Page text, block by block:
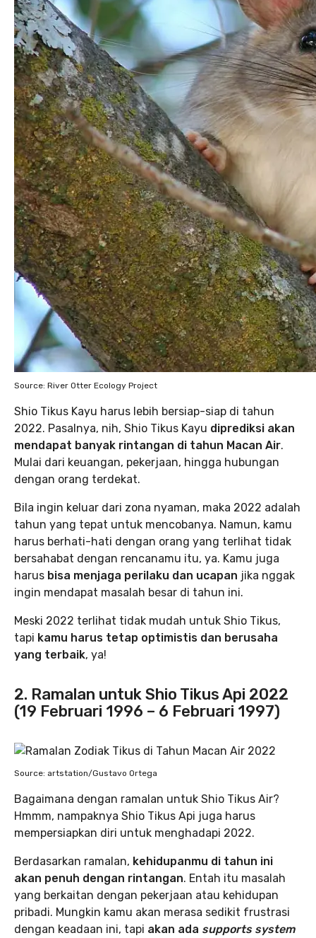
Source: River Otter Ecology Project
Shio Tikus Kayu harus lebih bersiap-siap di tahun
2022. Pasalnya, nih, Shio Tikus Kayu diprediksi akan
mendapat banyak rintangan di tahun Macan Air.
Mulai dari keuangan, pekerjaan, hingga hubungan
dengan orang terdekat.
Bila ingin keluar dari zona nyaman, maka 2022 adalah
tahun yang tepat untuk mencobanya. Namun, kamu
harus berhati-hati dengan orang yang terlihat tidak
bersahabat dengan rencanamu itu, ya. Kamu juga
harus bisa menjaga perilaku dan ucapan jika nggak
ingin mendapat masalah besar di tahun ini.
Meski 2022 terlihat tidak mudah untuk Shio Tikus,
tapi kamu harus tetap optimistis dan berusaha
yang terbaik, ya!
2. Ramalan untuk Shio Tikus Api 2022
(19 Februari 1996 – 6 Februari 1997)
Source: artstation/Gustavo Ortega
Bagaimana dengan ramalan untuk Shio Tikus Air?
Hmmm, nampaknya Shio Tikus Api juga harus
mempersiapkan diri untuk menghadapi 2022.
Berdasarkan ramalan, kehidupanmu di tahun ini
akan penuh dengan rintangan. Entah itu masalah
yang berkaitan dengan pekerjaan atau kehidupan
pribadi. Mungkin kamu akan merasa sedikit frustrasi
dengan keadaan ini, tapi akan ada supports system